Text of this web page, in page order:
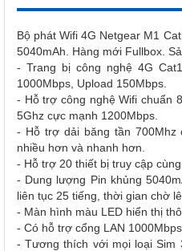
Bộ phát Wifi 4G Netgear M1
5040mAh. Hàng mới Fullbox.
- Trang bị công nghệ 4G
1000Mbps, Upload 150Mbps.
- Hỗ trợ công nghệ Wifi chuẩn
5Ghz cực mạnh 1200Mbps.
- Hỗ trợ dải băng tần 700Mhz
nhiều hơn và nhanh hơn.
- Hỗ trợ 20 thiết bị truy cập cùng
- Dung lượng Pin khủng
liên tục 25 tiếng, thời gian chờ
- Màn hình màu LED hiển thị
- Có hỗ trợ cổng LAN 1000Mbps.
- Tương thích với mọi loại Sim